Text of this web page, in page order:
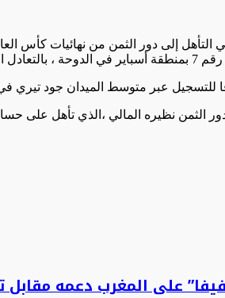
اطوارها في قطر .
الدقيقة 21، بينما أدرك أشبال الأطلس هدف التعادل عبر البديل عبد الله وزان في الانفاس
المالي ،الذي تأهل على حساب المنتخب الزامبي
على المغرب دعمه مقابل